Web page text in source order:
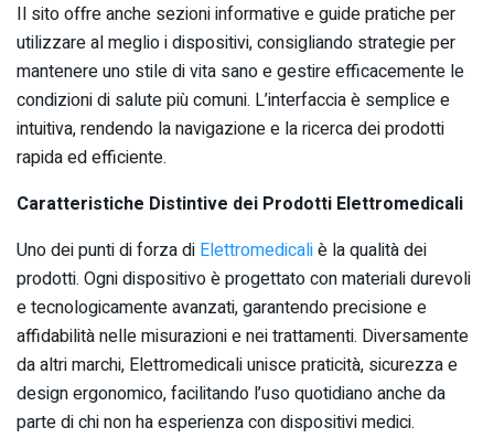
Il sito offre anche sezioni informative e guide pratiche per
utilizzare al meglio i dispositivi, consigliando strategie per
mantenere uno stile di vita sano e gestire efficacemente le
condizioni di salute più comuni. L’interfaccia è semplice e
intuitiva, rendendo la navigazione e la ricerca dei prodotti
rapida ed efficiente.
Caratteristiche Distintive dei Prodotti Elettromedicali
Uno dei punti di forza di Elettromedicaliè la qualità dei
prodotti. Ogni dispositivo è progettato con materiali durevoli
e tecnologicamente avanzati, garantendo precisione e
affidabilità nelle misurazioni e nei trattamenti. Diversamente
da altri marchi, Elettromedicali unisce praticità, sicurezza e
design ergonomico, facilitando l’uso quotidiano anche da
parte di chi non ha esperienza con dispositivi medici.